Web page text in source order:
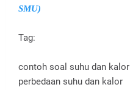
SMU)
Tag:
contoh soal suhu dan kalor
perbedaan suhu dan kalor